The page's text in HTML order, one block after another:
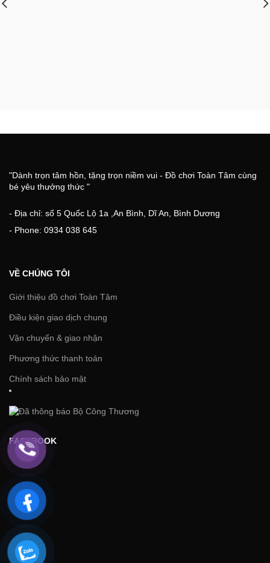
"Dành trọn tâm hồn, tặng trọn niềm vui - Đồ chơi Toàn Tâm cùng
bé yêu thưởng thức "
- Địa chỉ: số 5 Quốc Lộ 1a ,An Bình, Dĩ An, Bình Dương
- Phone: 0934 038 645
VỀ CHÚNG TÔI
Giới thiệu đồ chơi Toàn Tâm
Điều kiện giao dịch chung
Vận chuyển & giao nhận
Phương thức thanh toán
Chính sách bảo mật
FACEBOOK